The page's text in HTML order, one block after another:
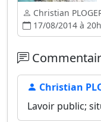
Christian
17/08/2014 à
Christian
Lavoir public;